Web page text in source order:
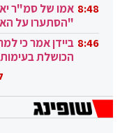
8:48 אמו של סמ"ר
"הסתערו על
ובגבורה" 8:46 ביידן אמר כי
הכושלת